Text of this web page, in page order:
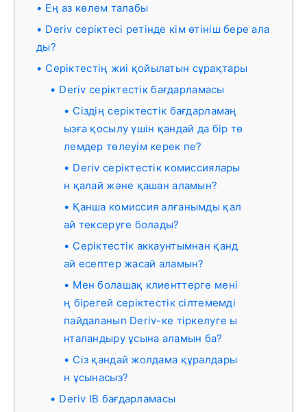
Ең аз көлем талабы
Deriv серіктесі ретінде кім өтініш бере ала
ды?
Серіктестің жиі қойылатын сұрақтары
Deriv серіктестік бағдарламасы
Сіздің серіктестік бағдарламаң
ызға қосылу үшін қандай да бір тө
лемдер төлеуім керек пе?
Deriv серіктестік комиссиялары
н қалай және қашан аламын?
Қанша комиссия алғанымды қал
ай тексеруге болады?
Серіктестік аккаунтымнан қанд
ай есептер жасай аламын?
Мен болашақ клиенттерге мені
ң бірегей серіктестік сілтемемді
пайдаланып Deriv-ке тіркелуге ы
нталандыру ұсына аламын ба?
Сіз қандай жолдама құралдары
н ұсынасыз?
Deriv IB бағдарламасы